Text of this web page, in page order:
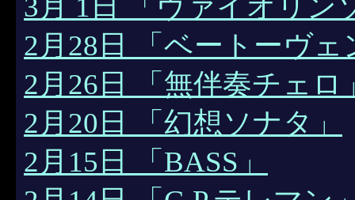
3月 1日 「ヴァイオリン
2月28日 「ベートーヴ
2月26日 「無伴奏チェロ
2月20日 「幻想ソナタ」
2月15日 「BASS」